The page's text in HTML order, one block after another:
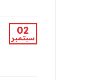
02
سبتمبر